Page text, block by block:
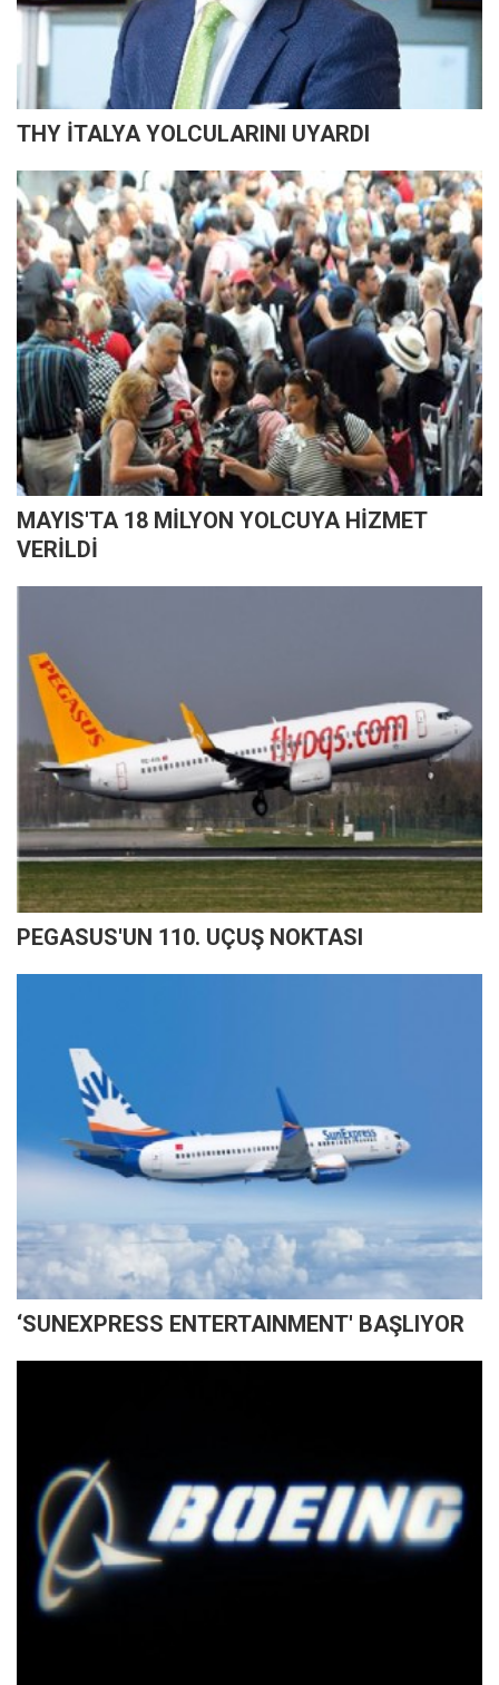
THY İTALYA YOLCULARINI UYARDI
MAYIS'TA 18 MİLYON YOLCUYA HİZMET
VERİLDİ
PEGASUS'UN 110. UÇUŞ NOKTASI
‘SUNEXPRESS ENTERTAINMENT' BAŞLIYOR